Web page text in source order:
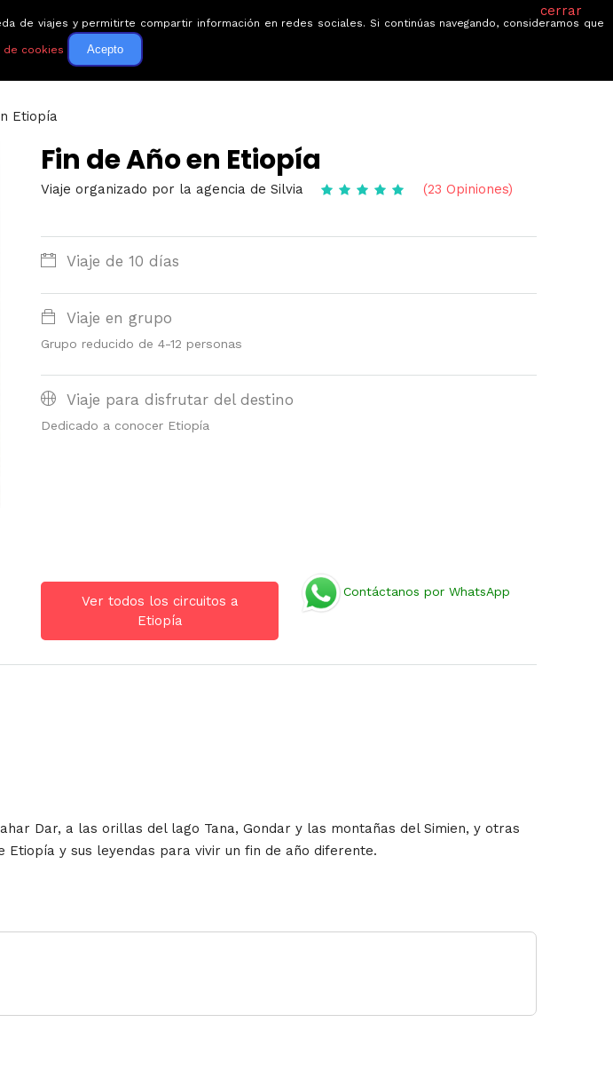
Circuitos Guías de viaje Ofertas Blog Quiénes somos
Etiopía
Fin de Año en Etiopía
Viaje organizado por la agencia de Silvia (23 Opiniones)
Viaje de 10 días
Viaje en grupo
Grupo reducido de 4-12 personas
Viaje para disfrutar del destino
Dedicado a conocer Etiopía
Ver todos los circuitos a
Etiopía
Contáctanos por WhatsApp
Dar, a las orillas del lago Tana, Gondar y las montañas del Simien, y otras
y sus leyendas para vivir un fin de año diferente.
cerrar
de viajes y permitirte compartir información en redes sociales. Si continúas navegando, consideramos que
de cookies Acepto